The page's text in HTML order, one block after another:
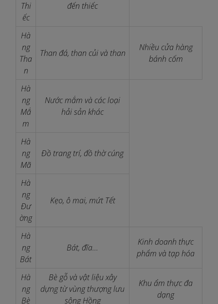
Thi
ếc
đến thiếc
Hà
ng
Tha
n
Than đá, than củi và than
Nhiều cửa hàng
bánh cốm
Hà
ng
Mắ
m
Nước mắm và các loại
hải sản khác
Hà
ng
Mã
Đồ trang trí, đồ thờ cúng
Hà
ng
Đư
ờng
Kẹo, ô mai, mứt Tết
Hà
ng
Bát
Bát, đĩa...
Kinh doanh thực
phẩm và tạp hóa
Hà
ng
Bè
Bè gỗ và vật liệu xây
dựng từ vùng thượng lưu
sông Hồng
Khu ẩm thực đa
dạng